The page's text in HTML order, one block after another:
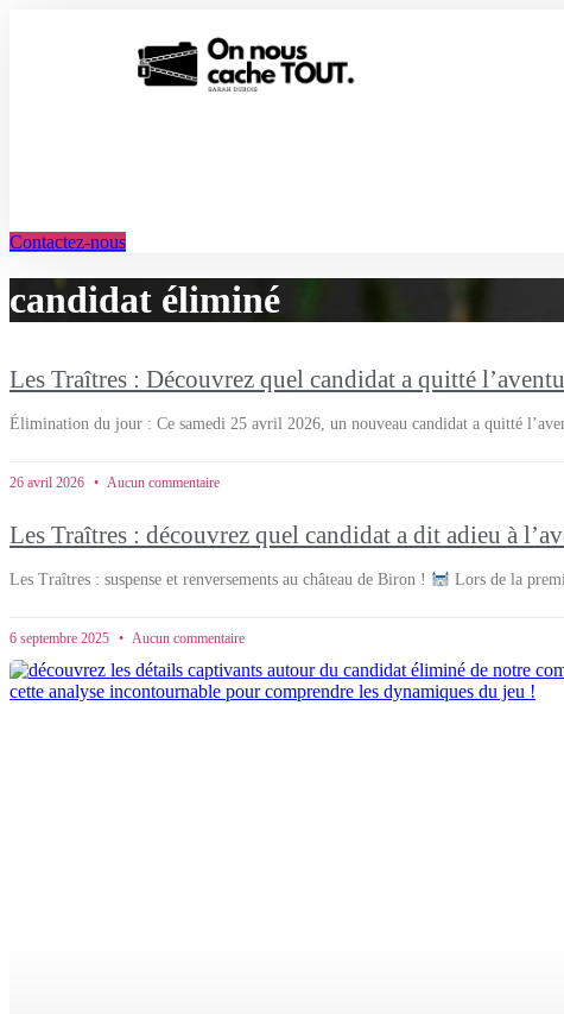
Contactez-nous
candidat éliminé
Les Traîtres : Découvrez quel candidat a quitté
Élimination du jour : Ce samedi 25 avril 2026, un nouveau candidat a quitté
26 avril 2026 Aucun commentaire
Les Traîtres : découvrez quel candidat a dit adieu à
Les Traîtres : suspense et renversements au château de Biron ! Lors de la
6 septembre 2025 Aucun commentaire